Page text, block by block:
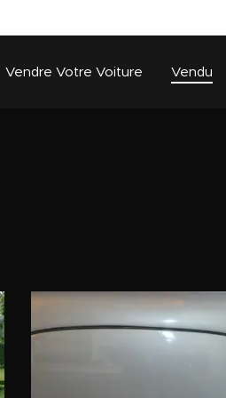
Vendre Votre Voiture Vendu